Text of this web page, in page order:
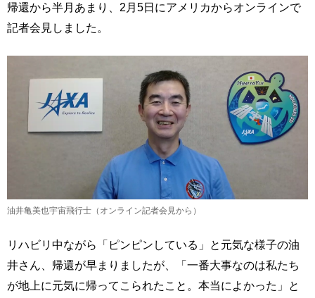
帰還から半月あまり、2月5日にアメリカからオンラインで
記者会見しました。
油井亀美也宇宙飛行士（オンライン記者会見から）
リハビリ中ながら「ピンピンしている」と元気な様子の油
井さん、帰還が早まりましたが、「一番大事なのは私たち
が地上に元気に帰ってこられたこと。本当によかった」と